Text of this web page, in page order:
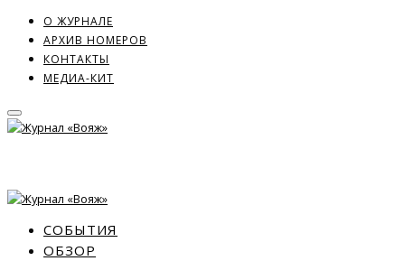
О ЖУРНАЛЕ
АРХИВ НОМЕРОВ
КОНТАКТЫ
МЕДИА-КИТ
СОБЫТИЯ
ОБЗОР